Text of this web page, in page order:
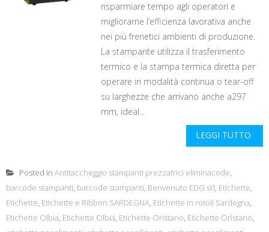
risparmiare tempo agli operatori e
migliorarne l’efficienza lavorativa anche
nei più frenetici ambienti di produzione.
La stampante utilizza il trasferimento
termico e la stampa termica diretta per
operare in modalità continua o tear-off
su larghezze che arrivano anche a297
mm, ideal...
LEGGI TUTTO
Posted in Antitaccheggio stampanti prezzatrici eliminacode,
barcode stampanti, barcode stampanti, Benvenuto EDG srl, Etichette,
Etichette, Etichette e Ribbon SARDEGNA, Etichette in rotoli Sardegna,
Etichette Olbia, Etichette Olbia, Etichette Oristano, Etichette Oristano,